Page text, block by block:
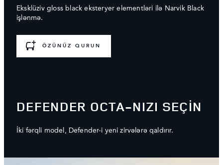
Eksklüziv gloss black eksteryer elementləri ilə Narvik Black
işlənmə.
ÖZÜNÜZ QURUN
DEFENDER OCTA-NIZI SEÇİN
İki fərqli model, Defender-i yeni zirvələrə qaldırır.